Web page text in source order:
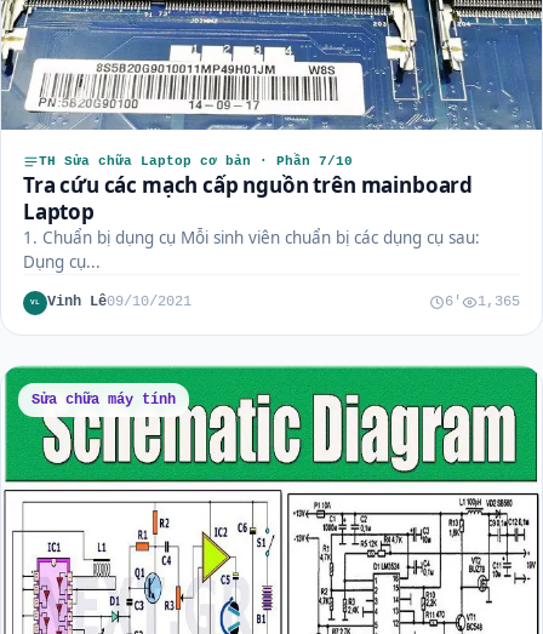
TH Sửa chữa Laptop cơ bản · Phần 7/10
Tra cứu các mạch cấp nguồn trên mainboard
Laptop
1. Chuẩn bị dụng cụ Mỗi sinh viên chuẩn bị các dụng cụ sau:
Dụng cụ...
VL Vinh Lê09/10/2021 6' 1,365
Sửa chữa máy tính